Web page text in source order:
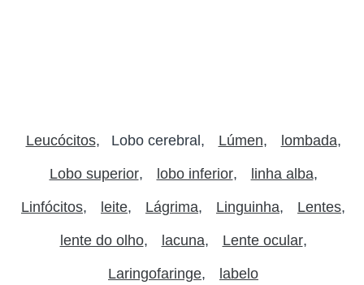
Leucócitos Lobo cerebral Lúmen lombada
Lobo superior lobo inferior linha alba
Linfócitos leite Lágrima Linguinha Lentes
lente do olho lacuna Lente ocular
Laringofaringe labelo